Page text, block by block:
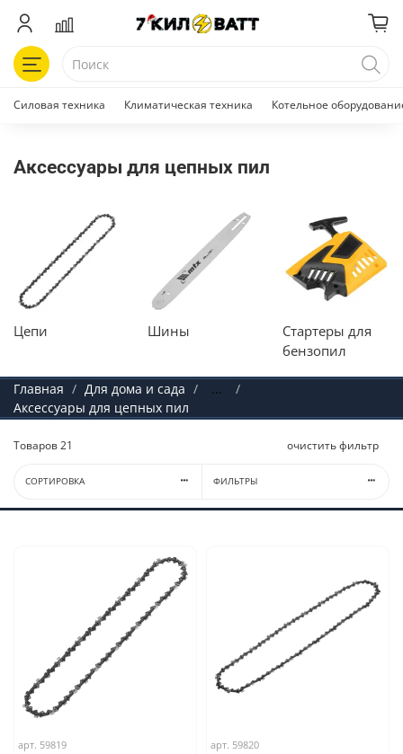
Силовая техника Климатическая техника Котельное
Аксессуары для цепных пил
Цепи Шины
Стартеры для
бензопил
Главная Для дома и сада
...
Аксессуары для цепных пил
Товаров21 очистить фильтр
СОРТИРОВКА ФИЛЬТРЫ
арт. 59819 арт. 59820